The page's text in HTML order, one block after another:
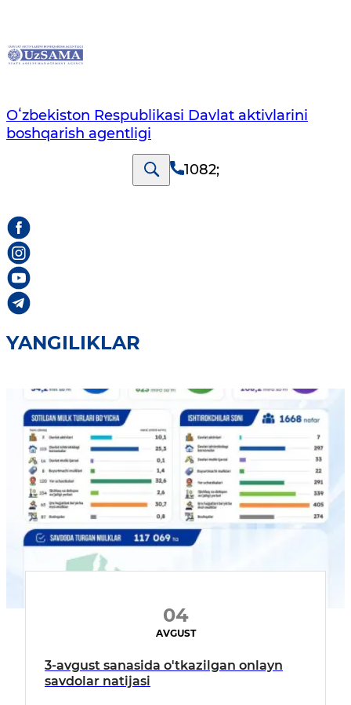
Oʻzbekiston Respublikasi Davlat aktivlarini
boshqarish agentligi
1082;
YANGILIKLAR
04
AVGUST
3-avgust sanasida o'tkazilgan onlayn
savdolar natijasi